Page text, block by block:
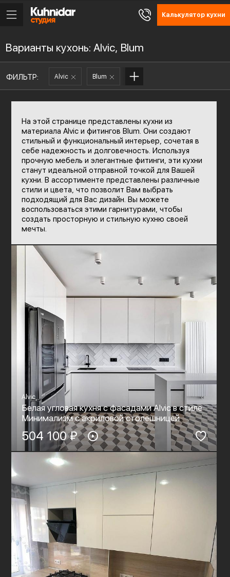
Калькулятор кухни
Варианты кухонь: Alvic, Blum
ФИЛЬТР: Alvic Blum
На этой странице представлены кухни из
материала Alvic и фитингов Blum. Они создают
стильный и функциональный интерьер, сочетая в
себе надежность и долговечность. Используя
прочную мебель и элегантные фитинги, эти кухни
станут идеальной отправной точкой для Вашей
кухни. В ассортименте представлены различные
стили и цвета, что позволит Вам выбрать
подходящий для Вас дизайн. Вы можете
воспользоваться этими гарнитурами, чтобы
создать просторную и стильную кухню своей
мечты.
Alvic
Белая угловая кухня с фасадами Alvic в стиле
Минимализм c акриловой столешницей
504 100 ₽